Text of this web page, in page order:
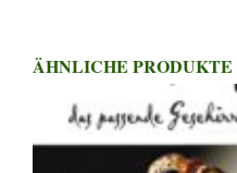
mit
Katalog
zur
ÄHNLICHE PRODUKTE